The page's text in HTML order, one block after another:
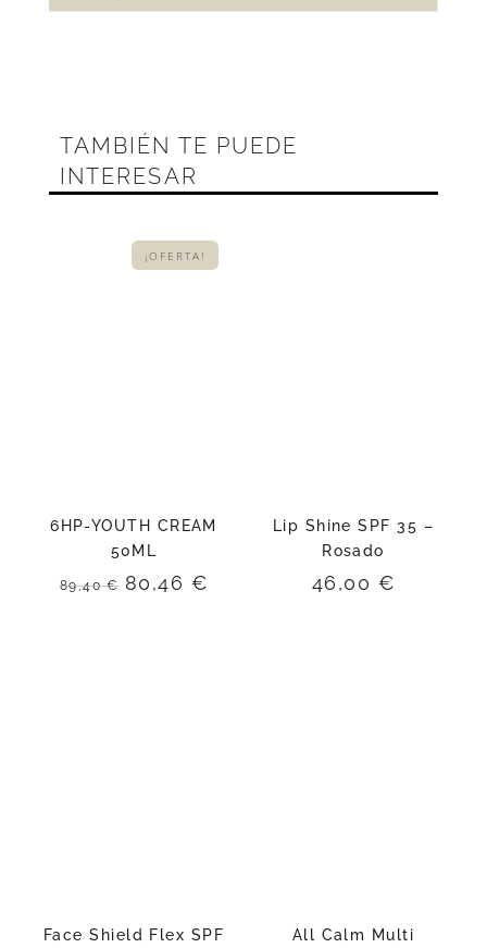
en distintas capas de la
epidermis para una
TAMBIÉN TE PUEDE
INTERESAR
¡OFERTA!
6HP-YOUTH CREAM
50ML
89,40€ El
80,46 €El
Lip Shine SPF 35 –
Rosado
46,00 €
Face Shield Flex SPF
All Calm Multi